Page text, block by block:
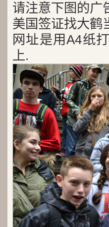
请注意下图的广
美国签证找大鹤
网址是用A4纸
上.